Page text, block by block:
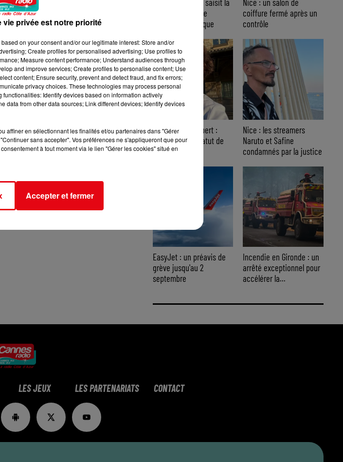
résidentiel avec notamment la
et le report de certains travaux
justice après une
chanson polémique
coiffure fermé après un
contrôle
Affaire Jean Imbert :
placé sous le statut de
témoin assisté
Nice : les streamers
Naruto et Safine
condamnés par la justice
EasyJet : un préavis de
grève jusqu'au 2
septembre
Incendie en Gironde : un
arrêté exceptionnel pour
accélérer la...
LES JEUX LES PARTENARIATS CONTACT
vie privée est notre priorité
on your consent and/or our legitimate interest: Store and/or
Create profiles for personalised advertising; Use profiles to
Measure content performance; Understand audiences through
and improve services; Create profiles to personalise content; Use
content; Ensure security, prevent and detect fraud, and fix errors;
privacy choices. These technologies may process personal
Identify devices based on information actively
data from other data sources; Link different devices; Identify devices
affiner en sélectionnant les finalités et/ou partenaires dans "Gérer
sans accepter". Vos préférences ne s'appliqueront que pour
à tout moment via le lien "Gérer les cookies" situé en
Accepter et fermer